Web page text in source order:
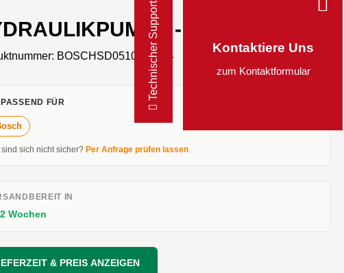
Technischer Support Kontaktiere Uns
zum Kontaktformular
- 0510340304
BOSCHSD0510340304
PASSEND FÜR
sich nicht sicher? Per Anfrage prüfen lassen
IN
Wochen
& PREIS ANZEIGEN